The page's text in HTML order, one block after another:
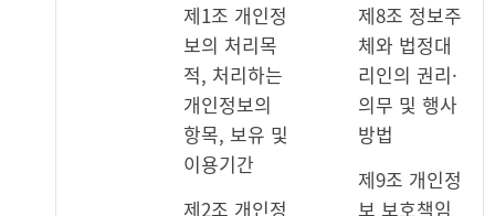
제1조 개인정
보의 처리목
적, 처리하는
개인정보의
항목, 보유 및
이용기간
제2조 개인정
제8조 정보주
체와 법정대
리인의 권리·
의무 및 행사
방법
제9조 개인정
보 보호책임